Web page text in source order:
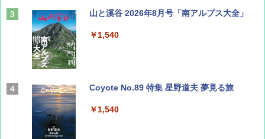
山と溪谷 2026年8月号「南アルプス大全」
￥1,540
Coyote No.89 特集 星野道夫 夢見る旅
￥1,540